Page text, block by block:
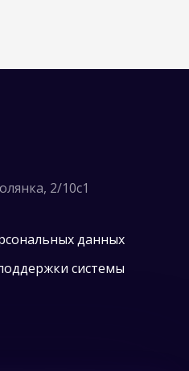
2/10с1
данных
системы